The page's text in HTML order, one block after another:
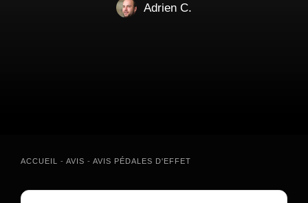
Adrien C.
ACCUEIL - AVIS - AVIS PÉDALES D'EFFET